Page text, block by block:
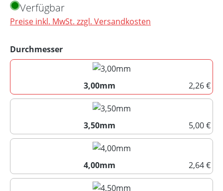
Verfügbar
Preise inkl. MwSt. zzgl. Versandkosten
Durchmesserauswählen
3,00mm
2,26 €
3,00mm
3,50mm
5,00 €
3,50mm
4,00mm
2,64 €
4,00mm